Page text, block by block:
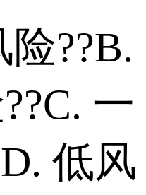
??B.
一
低风